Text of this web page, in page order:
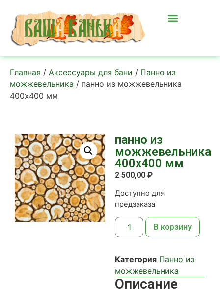
Главная / Аксессуары для бани / Панно из
можжевельника / панно из можжевельника
400х400 мм
панно из
можжевельника
400х400 мм
2 500,00 ₽
Доступно для
предзаказа
В корзину
Категория Панно из
можжевельника
Описание